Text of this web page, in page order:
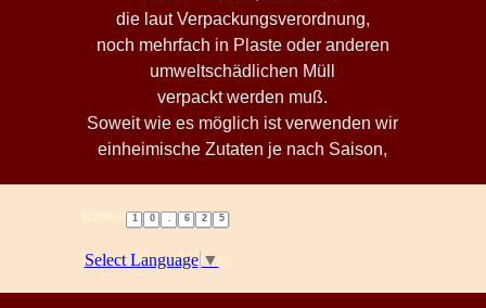
die laut Verpackungsverordnung,
noch mehrfach in Plaste oder anderen
umweltschädlichen Müll
verpackt werden muß.
Soweit wie es möglich ist verwenden wir
einheimische Zutaten je nach Saison,
Datenschutzerklärung
Kontakt
Impressum
1 0 6 2 5
Select Language ▼